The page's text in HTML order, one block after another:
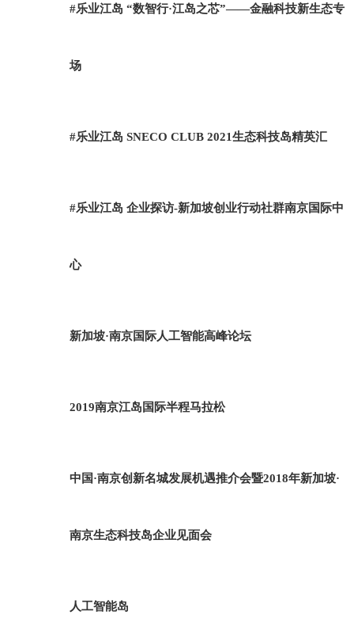
#乐业江岛 “数智行·江岛之芯”——金融科技新生态专
场
#乐业江岛 SNECO CLUB 2021生态科技岛精英汇
#乐业江岛 企业探访-新加坡创业行动社群南京国际中
心
新加坡·南京国际人工智能高峰论坛
2019南京江岛国际半程马拉松
中国·南京创新名城发展机遇推介会暨2018年新加坡·
南京生态科技岛企业见面会
人工智能岛